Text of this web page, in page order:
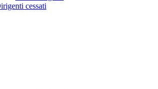
cessati